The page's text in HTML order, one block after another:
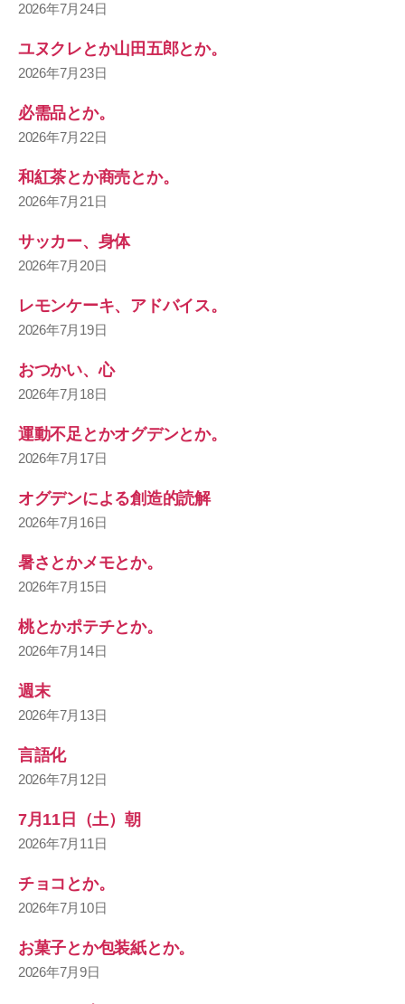
2026年7月24日
ユヌクレとか山田五郎とか。
2026年7月23日
必需品とか。
2026年7月22日
和紅茶とか商売とか。
2026年7月21日
サッカー、身体
2026年7月20日
レモンケーキ、アドバイス。
2026年7月19日
おつかい、心
2026年7月18日
運動不足とかオグデンとか。
2026年7月17日
オグデンによる創造的読解
2026年7月16日
暑さとかメモとか。
2026年7月15日
桃とかポテチとか。
2026年7月14日
週末
2026年7月13日
言語化
2026年7月12日
7月11日（土）朝
2026年7月11日
チョコとか。
2026年7月10日
お菓子とか包装紙とか。
2026年7月9日